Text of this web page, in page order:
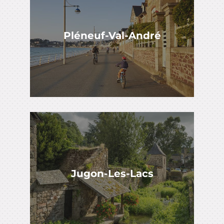
Pléneuf-Val-André
Jugon-Les-Lacs